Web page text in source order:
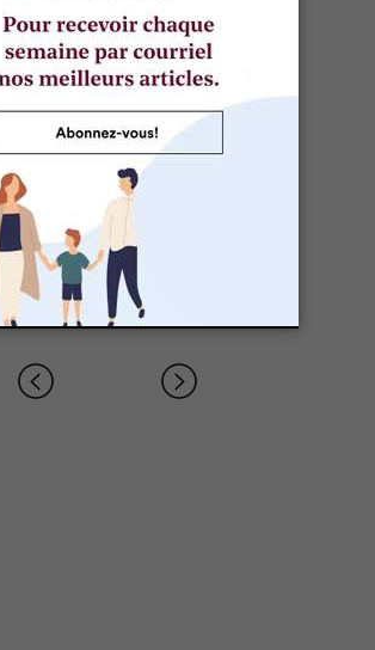
à neige: petit guide pour
centres où initier les enfants au
et planche à neige : 4
pour économiser